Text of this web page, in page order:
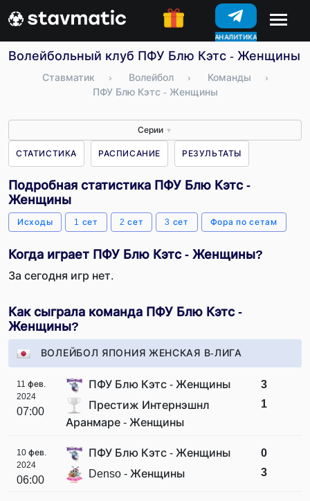
АНАЛИТИКА
КОНКУРСЫ
Волейбольный клуб ПФУ Блю Кэтс - Женщины –
Ставматик › Волейбол › Команды
›
ПФУ Блю Кэтс - Женщины
Серии ▼
СТАТИСТИКА РАСПИСАНИЕ РЕЗУЛЬТАТЫ
Подробная статистика ПФУ Блю Кэтс -
Женщины
Исходы 1 сет 2 сет 3 сет Фора по сетам
Когда играет ПФУ Блю Кэтс - Женщины?
За сегодня игр нет.
Как сыграла команда ПФУ Блю Кэтс -
Женщины?
ВОЛЕЙБОЛ ЯПОНИЯ ЖЕНСКАЯ В-ЛИГА
11 фев.
2024
07:00
ПФУ Блю Кэтс - Женщины
Престиж Интернэшнл
Аранмаре - Женщины
3
1
10 фев.
2024
06:00
ПФУ Блю Кэтс - Женщины
Denso - Женщины
0
3